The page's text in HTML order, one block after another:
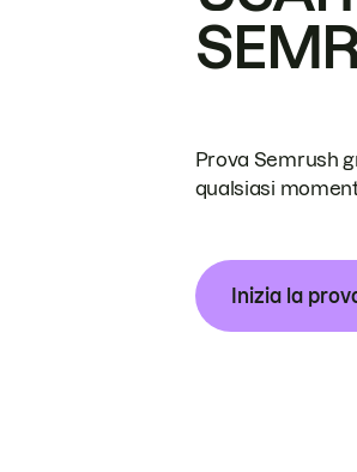
Prova Semrush
qualsiasi
Inizia la